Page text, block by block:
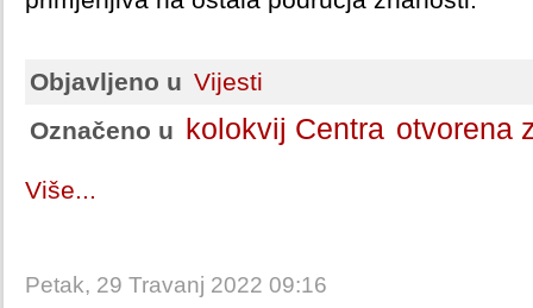
Objavljeno u Vijesti
Označeno u kolokvij Centra otvorena
Više...
Petak, 29 Travanj 2022 09:16